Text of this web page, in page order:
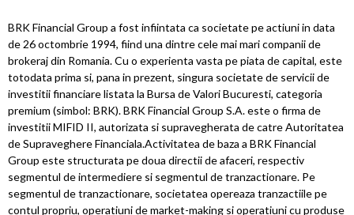
BRK Financial Group a fost infiintata ca societate pe actiuni in data
de 26 octombrie 1994, fiind una dintre cele mai mari companii de
brokeraj din Romania. Cu o experienta vasta pe piata de capital, este
totodata prima si, pana in prezent, singura societate de servicii de
investitii financiare listata la Bursa de Valori Bucuresti, categoria
premium (simbol: BRK). BRK Financial Group S.A. este o firma de
investitii MIFID II, autorizata si supravegherata de catre Autoritatea
de Supraveghere Financiala.Activitatea de baza a BRK Financial
Group este structurata pe doua directii de afaceri, respectiv
segmentul de intermediere si segmentul de tranzactionare. Pe
segmentul de tranzactionare, societatea opereaza tranzactiile pe
contul propriu, operatiuni de market-making si operatiuni cu produse